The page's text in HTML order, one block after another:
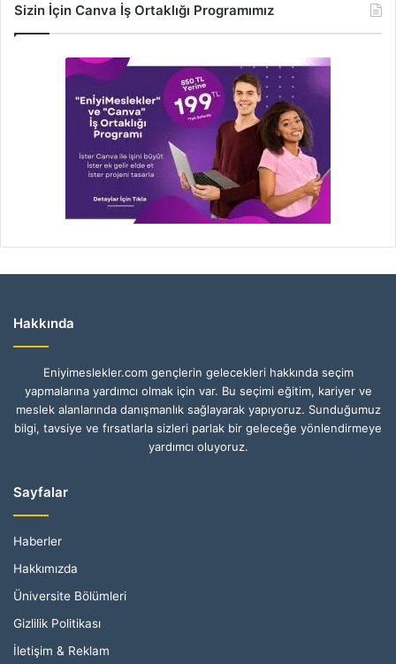
Sizin İçin Canva İş Ortaklığı Programımız
Hakkında
Eniyimeslekler.com gençlerin gelecekleri hakkında seçim
yapmalarına yardımcı olmak için var. Bu seçimi eğitim, kariyer ve
meslek alanlarında danışmanlık sağlayarak yapıyoruz. Sunduğumuz
bilgi, tavsiye ve fırsatlarla sizleri parlak bir geleceğe yönlendirmeye
yardımcı oluyoruz.
Sayfalar
Haberler
Hakkımızda
Üniversite Bölümleri
Gizlilik Politikası
İletişim & Reklam